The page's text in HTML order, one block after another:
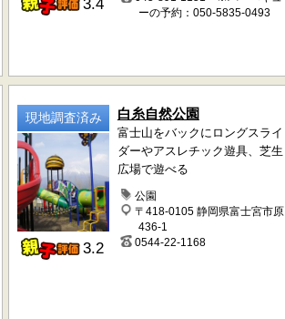
ーの予約：050-5835-0493
現地調査済み
3.2
白糸自然公園
富士山をバックにロングスライ
ダーやアスレチック遊具、芝生
広場で遊べる
公園
〒418-0105 静岡県富士宮市原
436-1
0544-22-1168